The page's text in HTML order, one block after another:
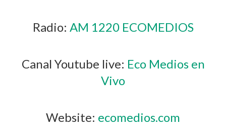
Radio: AM 1220 ECOMEDIOS
Canal Youtube live: Eco Medios en
Vivo
Website: ecomedios.com